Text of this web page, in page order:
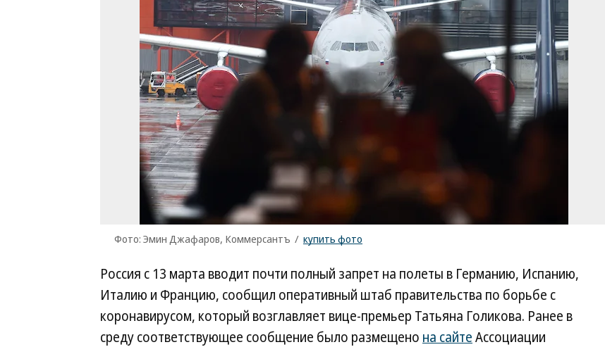
Фото: Эмин Джафаров, Коммерсантъ / купить фото
Россия с 13 марта вводит почти полный запрет на полеты в Германию, Испанию,
Италию и Францию, сообщил оперативный штаб правительства по борьбе с
коронавирусом, который возглавляет вице-премьер Татьяна Голикова. Ранее в
среду соответствующее сообщение было размещено на сайтеАссоциации